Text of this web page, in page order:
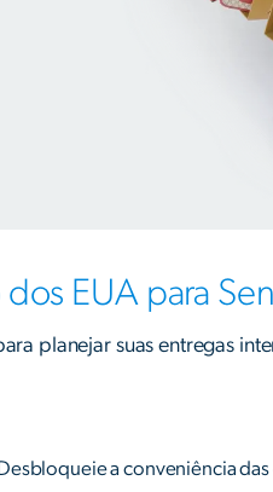
EUA para
planejar suas entregas
a conveniência